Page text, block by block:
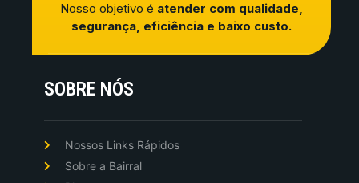
Nosso objetivo é atender com qualidade,
segurança, eficiência e baixo custo.
SOBRE NÓS
Nossos Links Rápidos
Sobre a Bairral